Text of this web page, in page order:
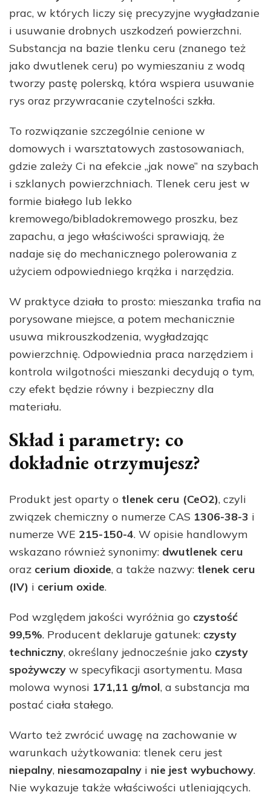
prac, w których liczy się precyzyjne wygładzanie
i usuwanie drobnych uszkodzeń powierzchni.
Substancja na bazie tlenku ceru (znanego też
jako dwutlenek ceru) po wymieszaniu z wodą
tworzy pastę polerską, która wspiera usuwanie
rys oraz przywracanie czytelności szkła.
To rozwiązanie szczególnie cenione w
domowych i warsztatowych zastosowaniach,
gdzie zależy Ci na efekcie „jak nowe” na szybach
i szklanych powierzchniach. Tlenek ceru jest w
formie białego lub lekko
kremowego/bibladokremowego proszku, bez
zapachu, a jego właściwości sprawiają, że
nadaje się do mechanicznego polerowania z
użyciem odpowiedniego krążka i narzędzia.
W praktyce działa to prosto: mieszanka trafia na
porysowane miejsce, a potem mechanicznie
usuwa mikrouszkodzenia, wygładzając
powierzchnię. Odpowiednia praca narzędziem i
kontrola wilgotności mieszanki decydują o tym,
czy efekt będzie równy i bezpieczny dla
materiału.
Skład i parametry: co
dokładnie otrzymujesz?
Produkt jest oparty o tlenek ceru (CeO2), czyli
związek chemiczny o numerze CAS 1306-38-3 i
numerze WE 215-150-4. W opisie handlowym
wskazano również synonimy: dwutlenek ceru
oraz cerium dioxide, a także nazwy: tlenek ceru
(IV) i cerium oxide.
Pod względem jakości wyróżnia go czystość
99,5%. Producent deklaruje gatunek: czysty
techniczny, określany jednocześnie jako czysty
spożywczy w specyfikacji asortymentu. Masa
molowa wynosi 171,11 g/mol, a substancja ma
postać ciała stałego.
Warto też zwrócić uwagę na zachowanie w
warunkach użytkowania: tlenek ceru jest
niepalny, niesamozapalny i nie jest wybuchowy.
Nie wykazuje także właściwości utleniających.